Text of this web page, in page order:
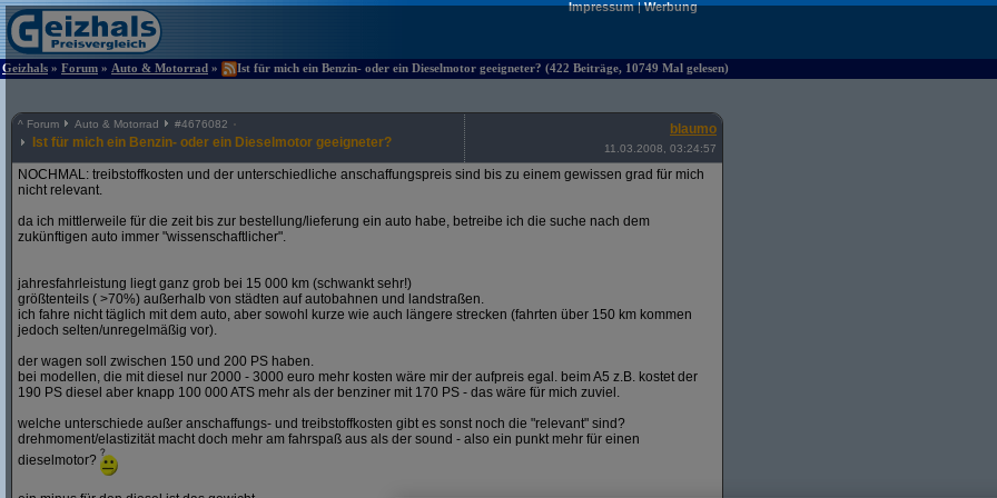
Impressum|Werbung
Geizhals » Forum » Auto & Motorrad » Ist für mich ein Benzin- oder ein Dieselmotor geeigneter? (422 Beiträge, 10749 Mal gelesen)
^ Forum Auto & Motorrad #4676082
Ist für mich ein Benzin- oder ein Dieselmotor geeigneter?
blaumo
11.03.2008, 03:24:57
NOCHMAL: treibstoffkosten und der unterschiedliche anschaffungspreis sind bis zu einem gewissen grad für mich
nicht relevant.
da ich mittlerweile für die zeit bis zur bestellung/lieferung ein auto habe, betreibe ich die suche nach dem
zukünftigen auto immer "wissenschaftlicher".
jahresfahrleistung liegt ganz grob bei 15 000 km (schwankt sehr!)
größtenteils ( >70%) außerhalb von städten auf autobahnen und landstraßen.
ich fahre nicht täglich mit dem auto, aber sowohl kurze wie auch längere strecken (fahrten über 150 km kommen
jedoch selten/unregelmäßig vor).
der wagen soll zwischen 150 und 200 PS haben.
bei modellen, die mit diesel nur 2000 - 3000 euro mehr kosten wäre mir der aufpreis egal. beim A5 z.B. kostet der
190 PS diesel aber knapp 100 000 ATS mehr als der benziner mit 170 PS - das wäre für mich zuviel.
welche unterschiede außer anschaffungs- und treibstoffkosten gibt es sonst noch die "relevant" sind?
drehmoment/elastizität macht doch mehr am fahrspaß aus als der sound - also ein punkt mehr für einen
dieselmotor?